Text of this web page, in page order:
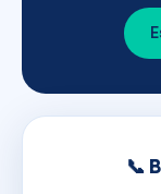
📞